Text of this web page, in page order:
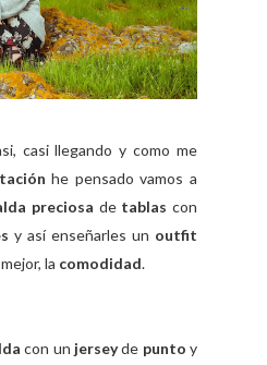
casi llegando y como me
he pensado vamos a
preciosa de tablas con
y así enseñarles un outfit
la comodidad.
con un jerseyde puntoy